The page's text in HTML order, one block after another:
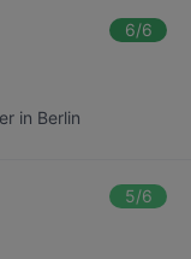
6/6
in Berlin
5/6